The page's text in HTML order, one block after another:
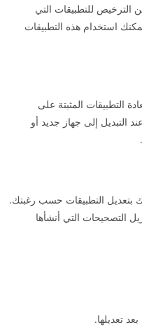
الترخيص للتطبيقات التي
استخدام هذه التطبيقات
التطبيقات المثبتة على
التبديل إلى جهاز جديد أو
التطبيقات حسب رغبتك.
التصحيحات التي أنشأها
تعديلها.